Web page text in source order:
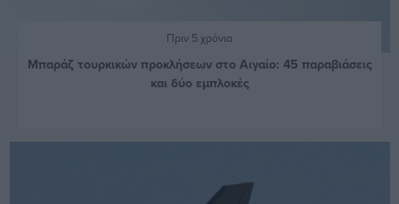
Πριν 5 χρόνια
Μπαράζ τουρκικών προκλήσεων στο Αιγαίο: 45 παραβιάσεις
και δύο εμπλοκές